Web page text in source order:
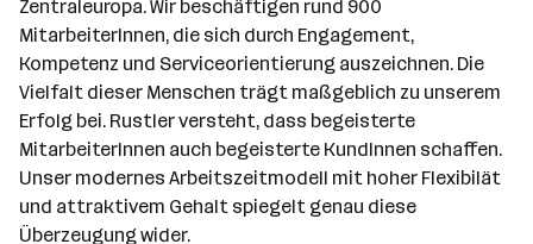
Zentraleuropa. Wir beschäftigen rund 900
MitarbeiterInnen, die sich durch Engagement,
Kompetenz und Serviceorientierung auszeichnen. Die
Vielfalt dieser Menschen trägt maßgeblich zu unserem
Erfolg bei. Rustler versteht, dass begeisterte
MitarbeiterInnen auch begeisterte KundInnen schaffen.
Unser modernes Arbeitszeitmodell mit hoher Flexibilät
und attraktivem Gehalt spiegelt genau diese
Überzeugung wider.